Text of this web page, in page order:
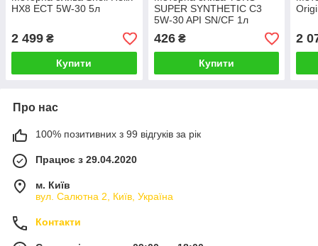
HX8 ECT 5W-30 5л
2 499 ₴
Купити
SUPER SYNTHETIC C3
5W-30 API SN/CF 1л
(21587)
426₴
Купити
2
Про нас
100% позитивних з 99 відгуків за рік
Працює з 29.04.2020
м. Київ
вул. Салютна 2, Київ, Україна
Контакти